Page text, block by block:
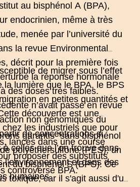
au bisphénol A (BPA),
endocrinien, même à très
menée par l’université du
la revue Environmental
décrit pour la première fois
la réponse hormonale
des doses très faibles.
n’avait passé en revue
non génomiques du
de concentrations si
celles que l’on trouve dans
l’environnement et dans des
humaines.
de migrer sous l’effet
la lumière que le BPA, le BPS
en petites quantités et
découverte est une
les industriels que pour
lancés dans une course
proposer des substituts
controversé BPA.
garantis "sans bisphénol
polyéthersulfone (PES), un
du bisphénol S (BPS). Ce
toxique, car il s'agit aussi d'un